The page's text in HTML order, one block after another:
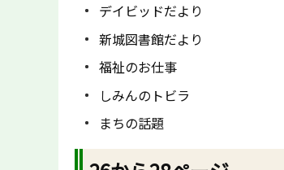
デイビッドだより
新城図書館だより
福祉のお仕事
しみんのトビラ
まちの話題